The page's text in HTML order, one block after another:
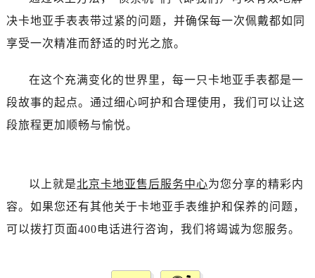
决卡地亚手表表带过紧的问题，并确保每一次佩戴都如同
享受一次精准而舒适的时光之旅。
在这个充满变化的世界里，每一只卡地亚手表都是一
段故事的起点。通过细心呵护和合理使用，我们可以让这
段旅程更加顺畅与愉悦。
以上就是北京卡地亚售后服务中心为您分享的精彩内
容。如果您还有其他关于卡地亚手表维护和保养的问题，
可以拨打页面400电话进行咨询，我们将竭诚为您服务。